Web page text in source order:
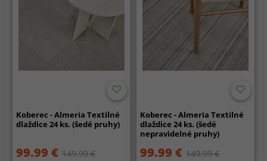
Koberec - Almeria Textilné
dlaždice 24 ks. (šedé pruhy)
99.99 € 149.99 €
Koberec - Almeria Textilné
dlaždice 24 ks. (šedé
nepravidelné pruhy)
99.99 € 149.99 €